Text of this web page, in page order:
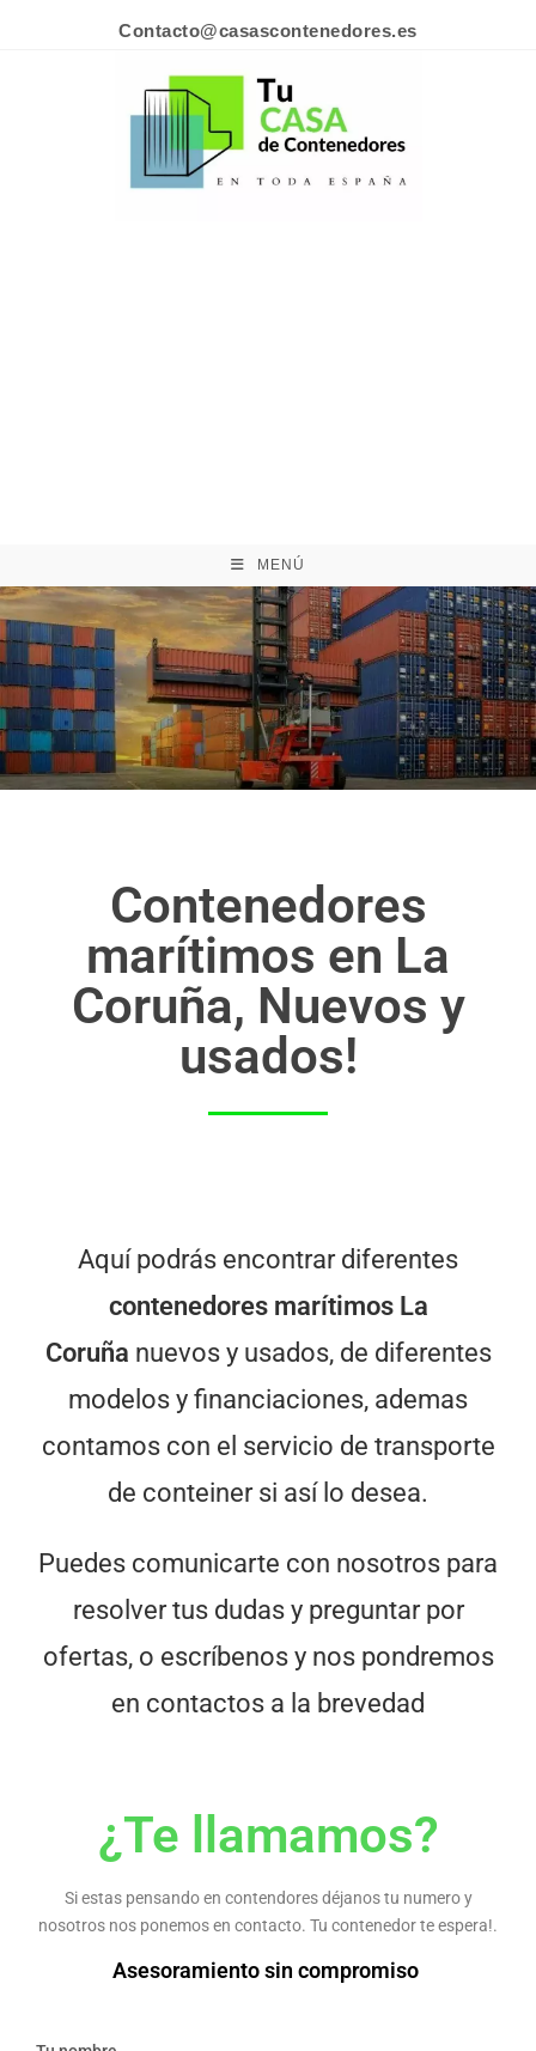
Contacto@casascontenedores.es
MENÚ
Contenedores
marítimos en La
Coruña, Nuevos y
usados!
Aquí podrás encontrar diferentes
contenedores marítimos La
Coruña nuevos y usados, de diferentes
modelos y financiaciones, ademas
contamos con el servicio de transporte
de conteiner si así lo desea.
Puedes comunicarte con nosotros para
resolver tus dudas y preguntar por
ofertas, o escríbenos y nos pondremos
en contactos a la brevedad
¿Te llamamos?
Si estas pensando en contendores déjanos tu numero y
nosotros nos ponemos en contacto. Tu contenedor te espera!.
Asesoramiento sin compromiso